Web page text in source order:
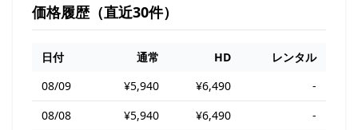
価格履歴（直近30件）
日付 通常 HD
レンタル
08/09
¥5,940 ¥6,490
-
08/08
¥5,940 ¥6,490
-